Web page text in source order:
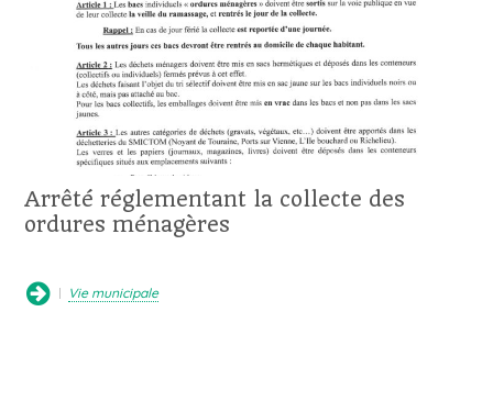
Arrêté réglementant la collecte des
ordures ménagères
Vie municipale